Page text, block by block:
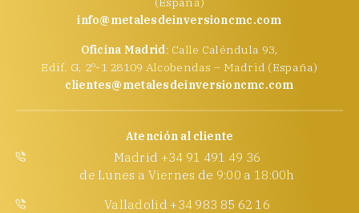
info@metalesdeinversioncmc.com
Oficina Madrid: Calle Caléndula 93,
Edif. G, 2º-1 28109 Alcobendas – Madrid (España)
clientes@metalesdeinversioncmc.com
Atención al cliente
Madrid +34 91 491 49 36
de Lunes a Viernes de 9:00 a 18:00h
Valladolid +34 983 85 62 16